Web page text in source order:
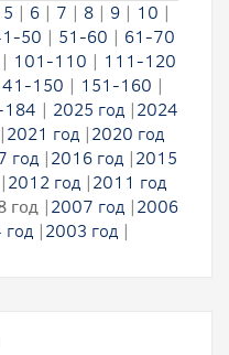
5 | 6| 7 | 8| 9| 10 |
50 | 51-60 | 61-70
| 101-110 | 111-120
150 | 151-160 |
| 2025 год |2024
|2021 год |2020 год
год |2016 год |2015
|2012 год |2011 год
год |2007 год |2006
|2003 год|